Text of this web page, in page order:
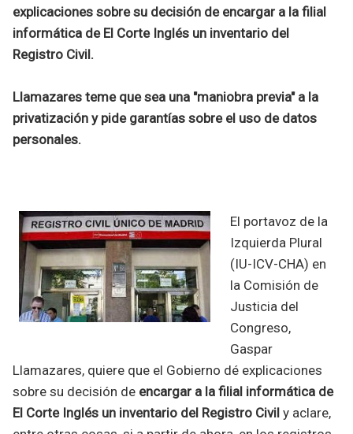
explicaciones sobre su decisión de encargar a la filial
informática de El Corte Inglés un inventario del
Registro Civil.
Llamazares teme que sea una "maniobra previa" a la
privatización y pide garantías sobre el uso de datos
personales.
El portavoz de la
Izquierda Plural
(IU-ICV-CHA) en
la Comisión de
Justicia del
Congreso,
Gaspar
Llamazares, quiere que el Gobierno dé explicaciones
sobre su decisión de encargar a la filial informática de
El Corte Inglés un inventario del Registro Civil y aclare,